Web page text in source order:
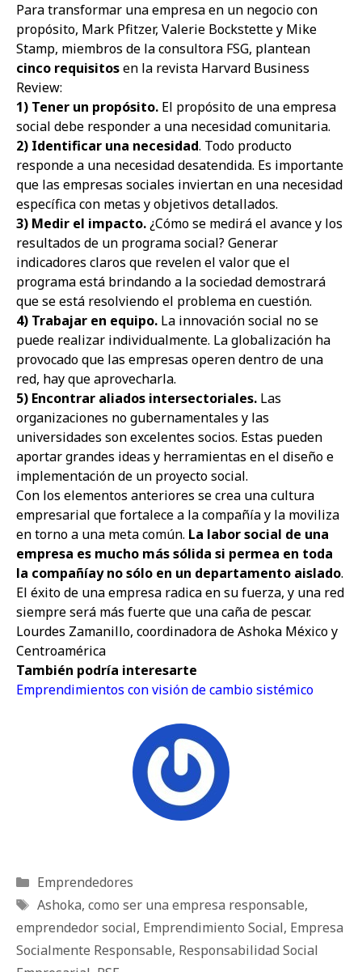
Para transformar una empresa en un negocio con
propósito, Mark Pfitzer, Valerie Bockstette y Mike
Stamp, miembros de la consultora FSG, plantean
cinco requisitosen la revista Harvard Business
Review:
1) Tener un propósito. El propósito de una empresa
social debe responder a una necesidad comunitaria.
2) Identificar una necesidad. Todo producto
responde a una necesidad desatendida. Es importante
que las empresas sociales inviertan en una necesidad
específica con metas y objetivos detallados.
3) Medir el impacto.¿Cómo se medirá el avance y los
resultados de un programa social? Generar
indicadores claros que revelen el valor que el
programa está brindando a la sociedad demostrará
que se está resolviendo el problema en cuestión.
4) Trabajar en equipo. La innovación social no se
puede realizar individualmente. La globalización ha
provocado que las empresas operen dentro de una
red, hay que aprovecharla.
5) Encontrar aliados intersectoriales. Las
organizaciones no gubernamentales y las
universidades son excelentes socios. Estas pueden
aportar grandes ideas y herramientas en el diseño e
implementación de un proyecto social.
Con los elementos anteriores se crea una cultura
empresarial que fortalece a la compañía y la moviliza
en torno a una meta común. La labor social de una
empresa es mucho más sólida si permea en toda
la compañíay no sólo en un departamento aislado.
El éxito de una empresa radica en su fuerza, y una red
siempre será más fuerte que una caña de pescar.
Lourdes Zamanillo, coordinadora de Ashoka México y
Centroamérica
También podría interesarte
Emprendimientos con visión de cambio sistémico
Categorías
Emprendedores
Etiquetas
Ashoka, como ser una empresa responsable,
emprendedor social, Emprendimiento Social, Empresa
Socialmente Responsable, Responsabilidad Social